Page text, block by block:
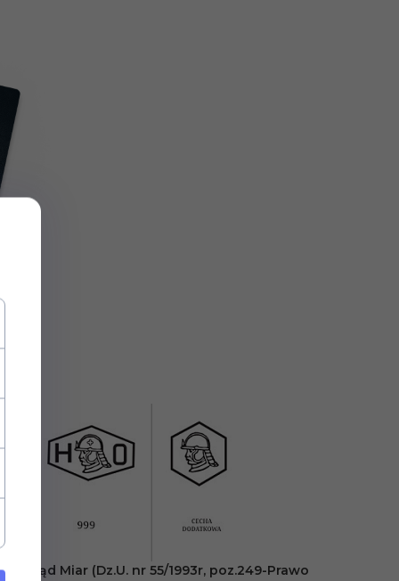
Miar (Dz.U. nr 55/1993r, poz.249-Prawo